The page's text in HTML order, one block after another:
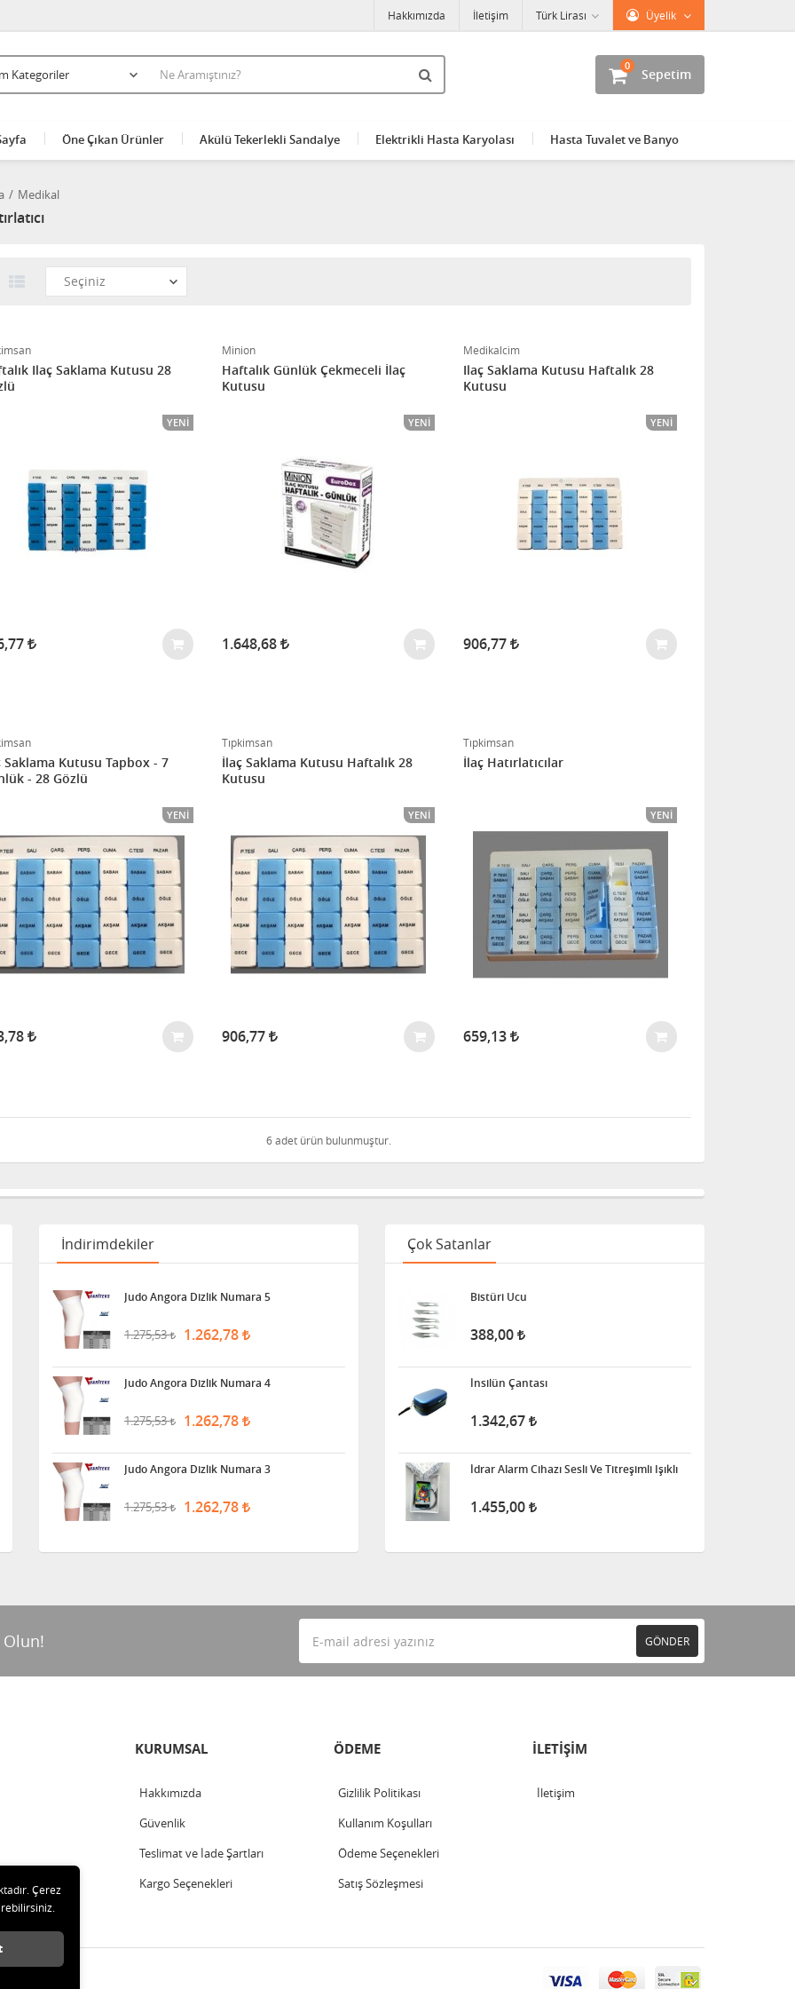
Üyelik
Türk Lirası
Hakkımızda İletişim
Sepetim
0
Öne Çıkan Ürünler Akülü Tekerlekli Sandalye Elektrikli Hasta Karyolası Hasta Tuvalet ve Banyo
Medikal
Ilaç Saklama Kutusu 28
YENI
Minion
Haftalık Günlük Çekmeceli İlaç
Kutusu
YENI
1.648,68
Medikalcim
Ilaç Saklama Kutusu Haftalık 28
Kutusu
YENI
906,77
Saklama Kutusu Tapbox - 7
- 28 Gözlü
YENI
Tıpkimsan
İlaç Saklama Kutusu Haftalık 28
Kutusu
YENI
906,77
Tıpkimsan
İlaç Hatırlatıcılar
YENI
659,13
6 adet ürün bulunmuştur.
İndirimdekiler
Judo Angora Dizlik Numara 5
1.275,53 1.262,78
Judo Angora Dizlik Numara 4
1.275,53 1.262,78
Judo Angora Dizlik Numara 3
1.275,53 1.262,78
Çok Satanlar
Bistüri Ucu
388,00
İnsilün Çantası
1.342,67
İdrar Alarm Cihazı Sesli Ve Titreşimli Işıklı
1.455,00
GÖNDER
KURUMSAL
Hakkımızda
Güvenlik
Teslimat ve İade Şartları
Kargo Seçenekleri
ÖDEME
Gizlilik Politikası
Kullanım Koşulları
Ödeme Seçenekleri
Satış Sözleşmesi
İLETİŞİM
İletişim
Çerez